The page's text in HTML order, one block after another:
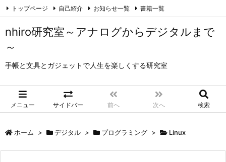
nhiro研究室～アナログからデジタルまで
～
手帳と文具とガジェットで人生を楽しくする研究室
メニュー サイドバー 前へ 次へ 検索
トップページ 自己紹介 お知らせ一覧 書籍一覧
このサイトについて
LINE Feedly
ホーム > デジタル > プログラミング > Linux